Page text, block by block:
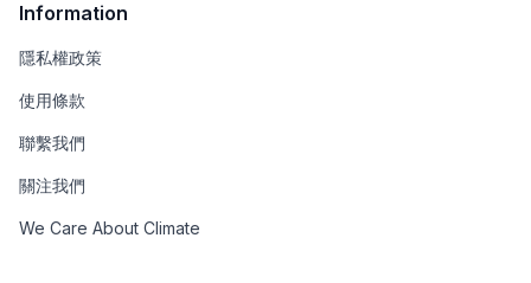
Information
隱私權政策
使用條款
聯繫我們
關注我們
We Care About Climate